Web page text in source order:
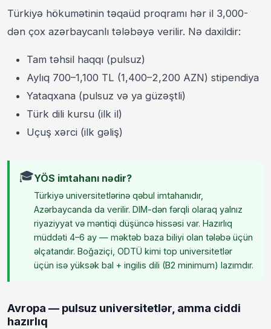
Türkiyə hökumətinin təqaüd proqramı hər il 3,000-
dən çox azərbaycanlı tələbəyə verilir. Nə daxildir:
Tam təhsil haqqı (pulsuz)
Aylıq 700–1,100 TL (1,400–2,200 AZN) stipendiya
Yataqxana (pulsuz və ya güzəştli)
Türk dili kursu (ilk il)
Uçuş xərci (ilk gəliş)
🎓YÖS imtahanı nədir?
Türkiyə universitetlərinə qəbul imtahanıdır,
Azərbaycanda da verilir. DIM-dən fərqli olaraq yalnız
riyaziyyat və məntiqi düşüncə hissəsi var. Hazırlıq
müddəti 4–6 ay — məktəb baza biliyi olan tələbə üçün
əlçatandır. Boğaziçi, ODTÜ kimi top universitetlər
üçün isə yüksək bal + ingilis dili (B2 minimum) lazımdır.
Avropa — pulsuz universitetlər, amma ciddi
hazırlıq